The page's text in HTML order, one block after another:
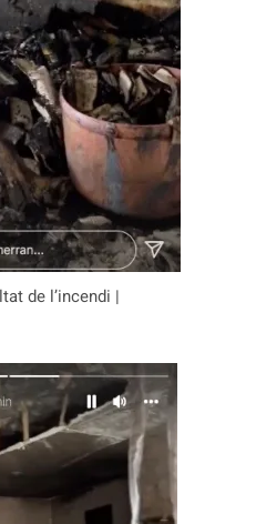
de l’incendi |